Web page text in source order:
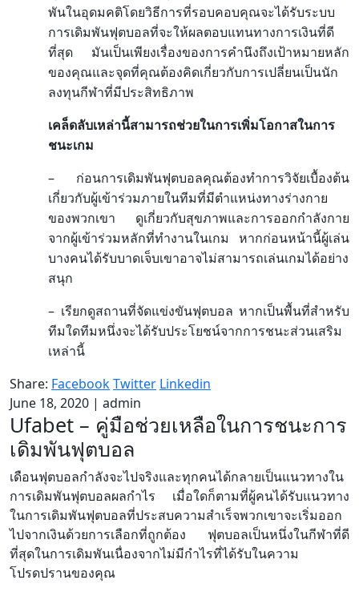
พันในอุดมคติโดยวิธีการที่รอบคอบคุณจะได้รับระบบ
การเดิมพันฟุตบอลที่จะให้ผลตอบแทนทางการเงินที่ดี
ที่สุด
มันเป็นเพียงเรื่องของการคำนึงถึงเป้าหมายหลัก
ของคุณและจุดที่คุณต้องคิดเกี่ยวกับการเปลี่ยนเป็นนัก
ลงทุนกีฬาที่มีประสิทธิภาพ
เคล็ดลับเหล่านี้สามารถช่วยในการเพิ่มโอกาสในการ
ชนะเกม
–
ก่อนการเดิมพันฟุตบอลคุณต้องทำการวิจัยเบื้องต้น
เกี่ยวกับผู้เข้าร่วมภายในทีมที่มีตำแหน่งทางร่างกาย
ของพวกเขา
ดูเกี่ยวกับสุขภาพและการออกกำลังกาย
จากผู้เข้าร่วมหลักที่ทำงานในเกม
หากก่อนหน้านี้ผู้เล่น
บางคนได้รับบาดเจ็บเขาอาจไม่สามารถเล่นเกมได้อย่าง
สนุก
– เรียกดูสถานที่จัดแข่งขันฟุตบอล หากเป็นพื้นที่สำหรับ
ทีมใดทีมหนึ่งจะได้รับประโยชน์จากการชนะส่วนเสริม
เหล่านี้
Share: FacebookTwitter Linkedin
June 18, 2020 | admin
Ufabet – คู่มือช่วยเหลือในการชนะการ
เดิมพันฟุตบอล
เดือนฟุตบอลกำลังจะไปจริงและทุกคนได้กลายเป็นแนวทางใน
การเดิมพันฟุตบอลผลกำไร เมื่อใดก็ตามที่ผู้คนได้รับแนวทาง
ในการเดิมพันฟุตบอลที่ประสบความสำเร็จพวกเขาจะเริ่มออก
ไปจากเงินด้วยการเลือกที่ถูกต้อง ฟุตบอลเป็นหนึ่งในกีฬาที่ดี
ที่สุดในการเดิมพันเนื่องจากไม่มีกำไรที่ได้รับในความ
โปรดปรานของคุณ